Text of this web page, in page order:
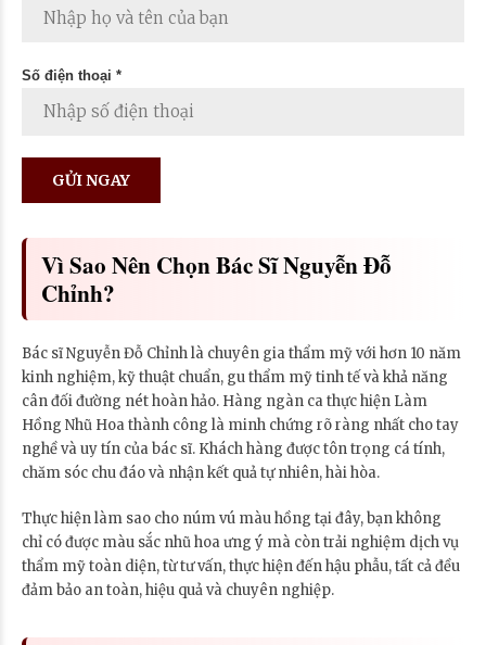
Số điện thoại *
Vì Sao Nên Chọn Bác Sĩ Nguyễn Đỗ
Chỉnh?
Bác sĩ Nguyễn Đỗ Chỉnh là chuyên gia thẩm mỹ với hơn 10 năm
kinh nghiệm, kỹ thuật chuẩn, gu thẩm mỹ tinh tế và khả năng
cân đối đường nét hoàn hảo. Hàng ngàn ca thực hiện Làm
Hồng Nhũ Hoa thành công là minh chứng rõ ràng nhất cho tay
nghề và uy tín của bác sĩ. Khách hàng được tôn trọng cá tính,
chăm sóc chu đáo và nhận kết quả tự nhiên, hài hòa.
Thực hiện làm sao cho núm vú màu hồng tại đây, bạn không
chỉ có được màu sắc nhũ hoa ưng ý mà còn trải nghiệm dịch vụ
thẩm mỹ toàn diện, từ tư vấn, thực hiện đến hậu phẫu, tất cả đều
đảm bảo an toàn, hiệu quả và chuyên nghiệp.